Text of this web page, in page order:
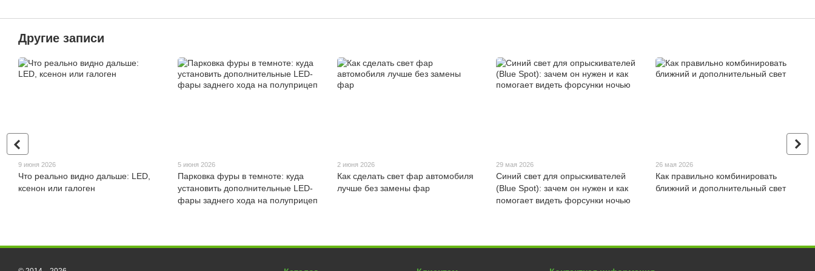
Другие записи
9 июня 2026
Что реально видно дальше: LED,
ксенон или галоген
5 июня 2026
Парковка фуры в темноте: куда
установить дополнительные LED-
фары заднего хода на полуприцеп
2 июня 2026
Как сделать свет фар автомобиля
лучше без замены фар
29 мая 2026
Синий свет для опрыскивателей
(Blue Spot): зачем он нужен и как
помогает видеть форсунки ночью
26 мая 2026
Как правильно комбинировать
ближний и дополнительный свет